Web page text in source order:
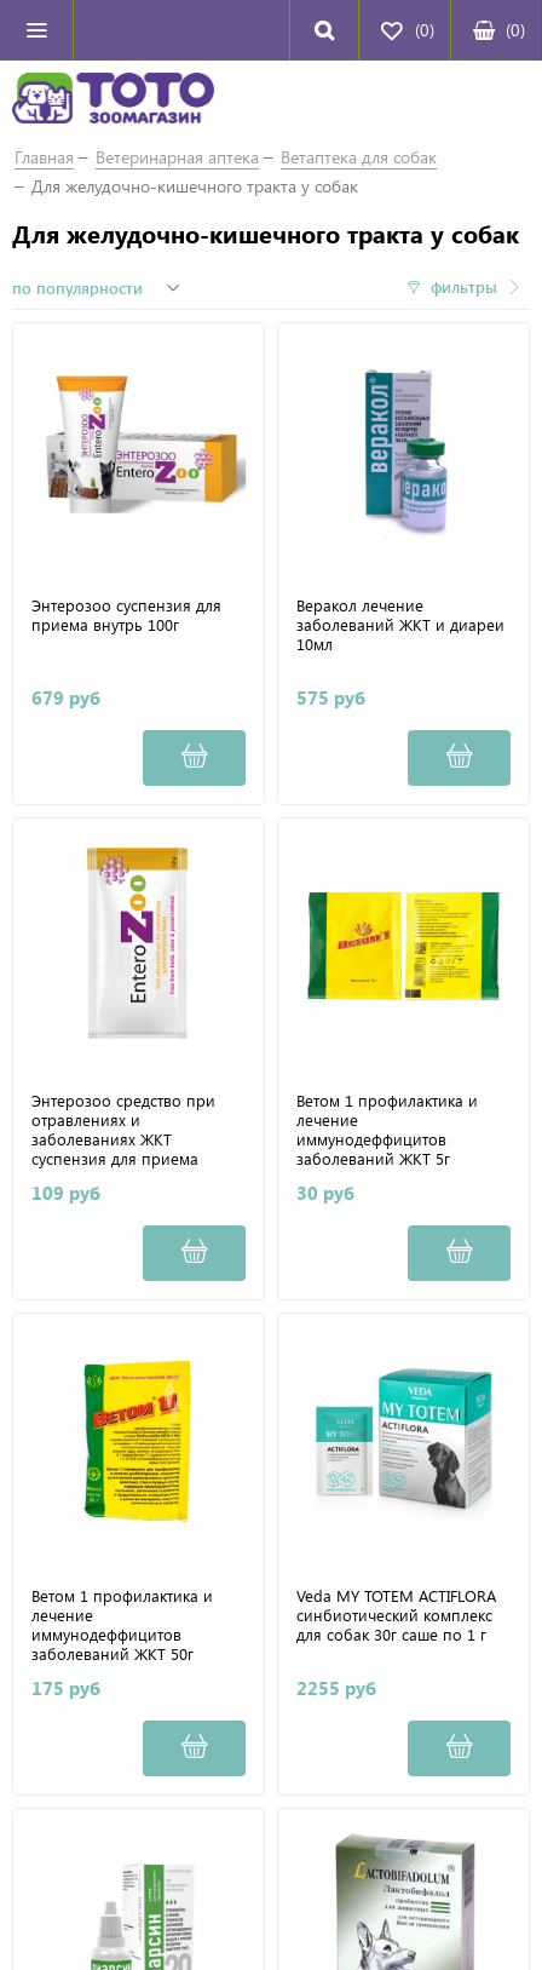
(0) (0)
Главная Ветеринарная аптека
Ветаптека для собак
Для желудочно-кишечного тракта у собак
Для желудочно-кишечного тракта у собак
фильтры
Энтерозоо суспензия для
приема внутрь 100г
679 руб
Веракол лечение
заболеваний ЖКТ и диареи
10мл
575 руб
Энтерозоо средство при
отравлениях и
заболеваниях ЖКТ
суспензия для приема
109 руб
Ветом 1 профилактика и
лечение
иммунодеффицитов
заболеваний ЖКТ 5г
30 руб
Ветом 1 профилактика и
лечение
иммунодеффицитов
заболеваний ЖКТ 50г
175 руб
Veda MY TOTEM ACTIFLORA
синбиотический комплекс
для собак 30г саше по 1 г
2255 руб